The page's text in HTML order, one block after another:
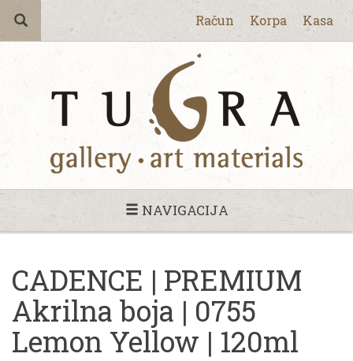
Račun Korpa Kasa
NAVIGACIJA
CADENCE | PREMIUM
Akrilna boja | 0755
Lemon Yellow | 120ml